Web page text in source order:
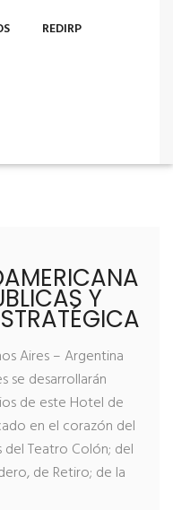
REDIRP
Y
Aires – Argentina
se desarrollarán
de este Hotel de
en el corazón del
Teatro Colón; del
de Retiro; de la